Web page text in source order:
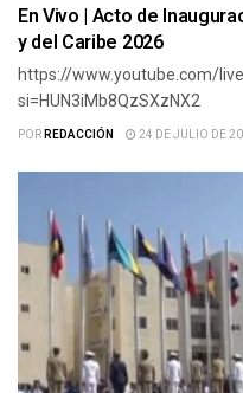
En Vivo | Acto de
y del Caribe 2026
https://www.youtube.com/
si=HUN3iMb8QzSXzNX2
PORREDACCIÓN 24 DE JULIO DE